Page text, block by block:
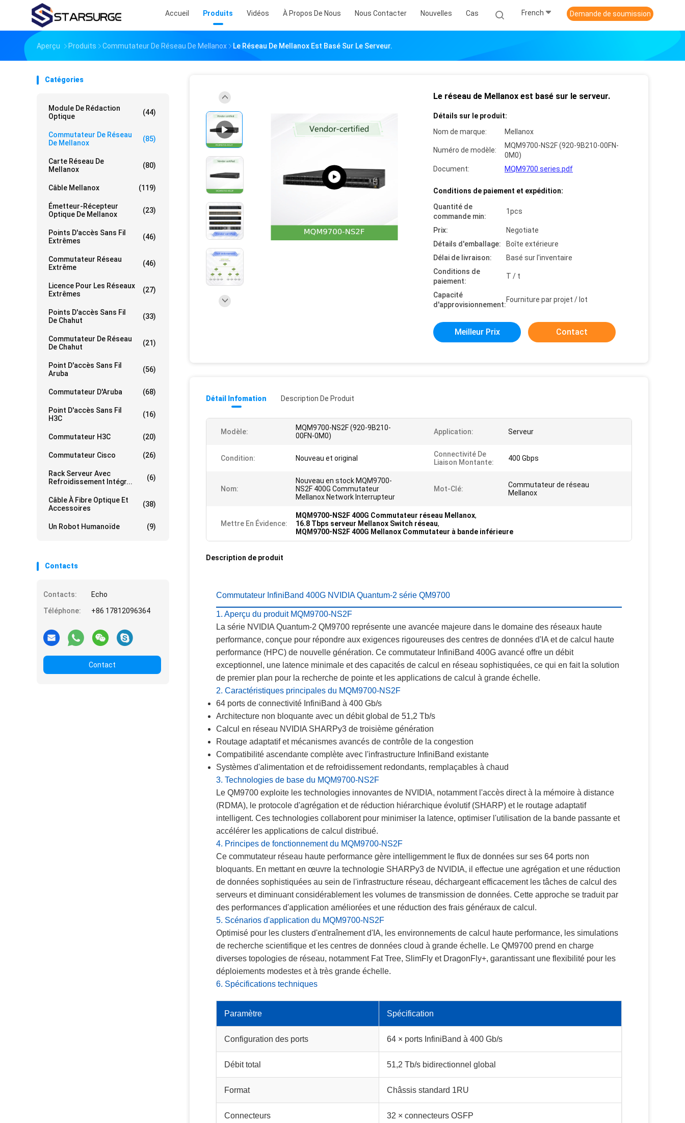
Accueil Produits Vidéos À Propos De Nous Nous Contacter Nouvelles Cas French Demande de soumission
Aperçu Produits Commutateur De Réseau De Mellanox Le Réseau De Mellanox Est Basé Sur Le Serveur.
Catégories
Module De Rédaction
Optique
(44)
Commutateur De Réseau
De Mellanox
(85)
Carte Réseau De
Mellanox
(80)
Câble Mellanox (119)
Émetteur-Récepteur
Optique De Mellanox
(23)
Points D'accès Sans Fil
Extrêmes
(46)
Commutateur Réseau
Extrême
(46)
Licence Pour Les Réseaux
Extrêmes
(27)
Points D'accès Sans Fil
De Chahut
(33)
Commutateur De Réseau
De Chahut
(21)
Point D'accès Sans Fil
Aruba
(56)
Commutateur D'Aruba (68)
Point D'accès Sans Fil
H3C
(16)
Commutateur H3C (20)
Commutateur Cisco (26)
Rack Serveur Avec
Refroidissement Intégr...
(6)
Câble À Fibre Optique Et
Accessoires
(38)
Un Robot Humanoïde (9)
Contacts
Contacts:
Echo
Téléphone:
+86 17812096364
Contact
Le réseau de Mellanox est basé sur le serveur.
Détails sur le produit:
Nom de marque:
Mellanox
Numéro de modèle:
MQM9700-NS2F (920-9B210-00FN-
0M0)
Document:
MQM9700 series.pdf
Conditions de paiement et expédition:
Quantité de
commande min:
1pcs
Prix:
Negotiate
Détails d'emballage:
Boîte extérieure
Délai de livraison:
Basé sur l'inventaire
Conditions de
paiement:
T / t
Capacité
d'approvisionnement:
Fourniture par projet / lot
Meilleur Prix Contact
Détail Infomation Description De Produit
Modèle:
MQM9700-NS2F (920-9B210-
00FN-0M0)
Application: Serveur
Condition: Nouveau et original
Connectivité De
Liaison Montante:
400 Gbps
Nom:
Nouveau en stock MQM9700-
NS2F 400G Commutateur
Mellanox Network Interrupteur
Mot-Clé:
Commutateur de réseau
Mellanox
Mettre En Évidence:
MQM9700-NS2F 400G Commutateur réseau Mellanox,
16.8 Tbps serveur Mellanox Switch réseau,
MQM9700-NS2F 400G Mellanox Commutateur à bande inférieure
Description de produit
Commutateur InfiniBand 400G NVIDIA Quantum-2 série QM9700
1. Aperçu du produit MQM9700-NS2F
La série NVIDIA Quantum-2 QM9700 représente une avancée majeure dans le domaine des réseaux haute
performance, conçue pour répondre aux exigences rigoureuses des centres de données d'IA et de calcul haute
performance (HPC) de nouvelle génération. Ce commutateur InfiniBand 400G avancé offre un débit
exceptionnel, une latence minimale et des capacités de calcul en réseau sophistiquées, ce qui en fait la solution
de premier plan pour la recherche de pointe et les applications de calcul à grande échelle.
2. Caractéristiques principales du MQM9700-NS2F
64 ports de connectivité InfiniBand à 400 Gb/s
Architecture non bloquante avec un débit global de 51,2 Tb/s
Calcul en réseau NVIDIA SHARPy3 de troisième génération
Routage adaptatif et mécanismes avancés de contrôle de la congestion
Compatibilité ascendante complète avec l'infrastructure InfiniBand existante
Systèmes d'alimentation et de refroidissement redondants, remplaçables à chaud
3. Technologies de base du MQM9700-NS2F
Le QM9700 exploite les technologies innovantes de NVIDIA, notamment l'accès direct à la mémoire à distance
(RDMA), le protocole d'agrégation et de réduction hiérarchique évolutif (SHARP) et le routage adaptatif
intelligent. Ces technologies collaborent pour minimiser la latence, optimiser l'utilisation de la bande passante et
accélérer les applications de calcul distribué.
4. Principes de fonctionnement du MQM9700-NS2F
Ce commutateur réseau haute performance gère intelligemment le flux de données sur ses 64 ports non
bloquants. En mettant en œuvre la technologie SHARPy3 de NVIDIA, il effectue une agrégation et une réduction
de données sophistiquées au sein de l'infrastructure réseau, déchargeant efficacement les tâches de calcul des
serveurs et diminuant considérablement les volumes de transmission de données. Cette approche se traduit par
des performances d'application améliorées et une réduction des frais généraux de calcul.
5. Scénarios d'application du MQM9700-NS2F
Optimisé pour les clusters d'entraînement d'IA, les environnements de calcul haute performance, les simulations
de recherche scientifique et les centres de données cloud à grande échelle. Le QM9700 prend en charge
diverses topologies de réseau, notamment Fat Tree, SlimFly et DragonFly+, garantissant une flexibilité pour les
déploiements modestes et à très grande échelle.
6. Spécifications techniques
Paramètre Spécification
Configuration des ports 64 × ports InfiniBand à 400 Gb/s
Débit total 51,2 Tb/s bidirectionnel global
Format Châssis standard 1RU
Connecteurs 32 × connecteurs OSFP